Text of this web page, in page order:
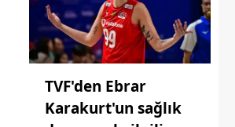
TVF'den Ebrar
Karakurt'un sağlık